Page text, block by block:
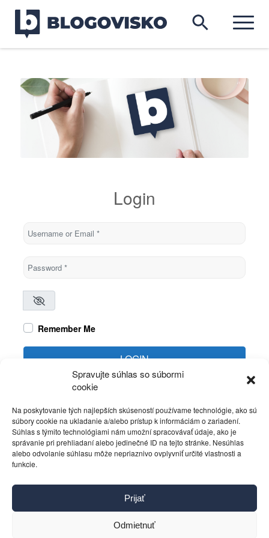
Spravujte súhlas so súbormi
cookie
Na poskytovanie tých najlepších skúseností používame technológie, ako sú
súbory cookie na ukladanie a/alebo prístup k informáciám o zariadení.
Súhlas s týmito technológiami nám umožní spracovávať údaje, ako je
správanie pri prehliadaní alebo jedinečné ID na tejto stránke. Nesúhlas
alebo odvolanie súhlasu môže nepriaznivo ovplyvniť určité vlastnosti a
funkcie.
Prijať
Odmietnuť
Login
Username or Email
Password*
Remember Me
LOGIN
Kontakt
Pravidlá používania